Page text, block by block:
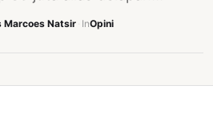
Marcoes Natsir InOpini